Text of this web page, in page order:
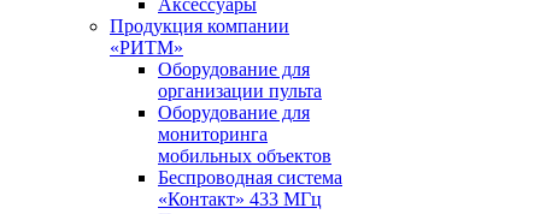
Аксессуары
Продукция компании
«РИТМ»
Оборудование для
организации пульта
Оборудование для
мониторинга
мобильных объектов
Беспроводная система
«Контакт» 433 МГц